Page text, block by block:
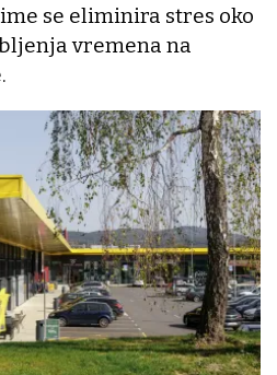
se eliminira stres oko
vremena na